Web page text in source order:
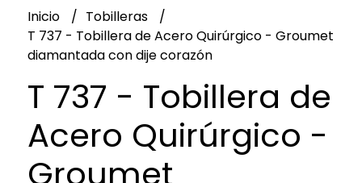
Inicio
Tobilleras
T 737 - Tobillera de Acero Quirúrgico - Groumet
diamantada con dije corazón
T 737 - Tobillera de
Acero Quirúrgico -